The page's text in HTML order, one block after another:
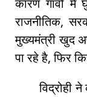
कारण गांवों में
राजनीतिक,
मुख्यमंत्री खुद
पा रहे है, फिर